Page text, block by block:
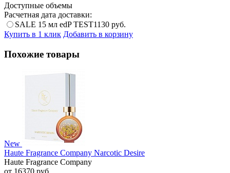
Доступные объемы
Расчетная дата доставки:
SALE 15 мл edP TEST1130 руб.
Купить в 1 клик Добавить в корзину
Похожие товары
New
Haute Fragrance Company Narcotic Desire
Haute Fragrance Company